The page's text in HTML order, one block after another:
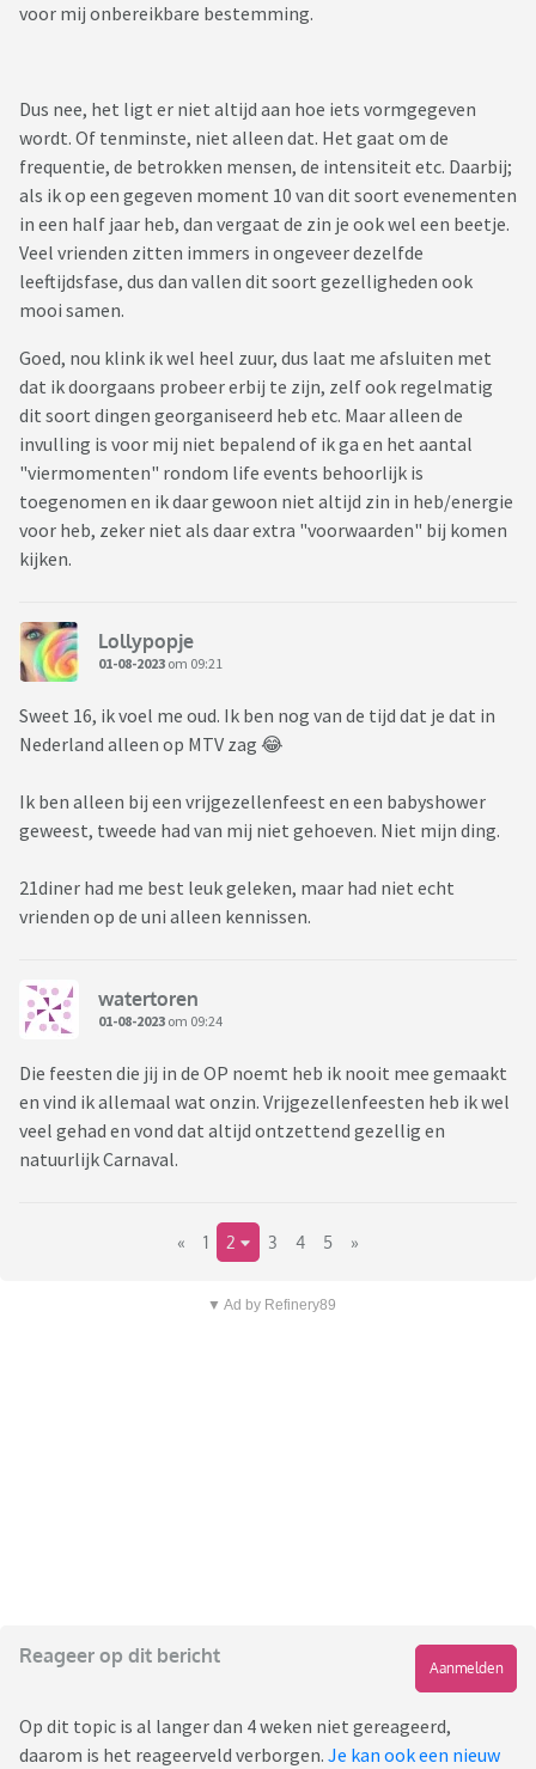
voor mij onbereikbare bestemming.
Dus nee, het ligt er niet altijd aan hoe iets vormgegeven
wordt. Of tenminste, niet alleen dat. Het gaat om de
frequentie, de betrokken mensen, de intensiteit etc. Daarbij;
als ik op een gegeven moment 10 van dit soort evenementen
in een half jaar heb, dan vergaat de zin je ook wel een beetje.
Veel vrienden zitten immers in ongeveer dezelfde
leeftijdsfase, dus dan vallen dit soort gezelligheden ook
mooi samen.
Goed, nou klink ik wel heel zuur, dus laat me afsluiten met
dat ik doorgaans probeer erbij te zijn, zelf ook regelmatig
dit soort dingen georganiseerd heb etc. Maar alleen de
invulling is voor mij niet bepalend of ik ga en het aantal
"viermomenten" rondom life events behoorlijk is
toegenomen en ik daar gewoon niet altijd zin in heb/energie
voor heb, zeker niet als daar extra "voorwaarden" bij komen
kijken.
Lollypopje
01-08-2023 om 09:21
Sweet 16, ik voel me oud. Ik ben nog van de tijd dat je dat in
Nederland alleen op MTV zag 😂
Ik ben alleen bij een vrijgezellenfeest en een babyshower
geweest, tweede had van mij niet gehoeven. Niet mijn ding.
21diner had me best leuk geleken, maar had niet echt
vrienden op de uni alleen kennissen.
watertoren
01-08-2023 om 09:24
Die feesten die jij in de OP noemt heb ik nooit mee gemaakt
en vind ik allemaal wat onzin. Vrijgezellenfeesten heb ik wel
veel gehad en vond dat altijd ontzettend gezellig en
natuurlijk Carnaval.
« 1 2 3 4 5 »
▼ Ad by Refinery89
Reageer op dit bericht
Aanmelden
Op dit topic is al langer dan 4 weken niet gereageerd,
daarom is het reageerveld verborgen. Je kan ook een nieuw